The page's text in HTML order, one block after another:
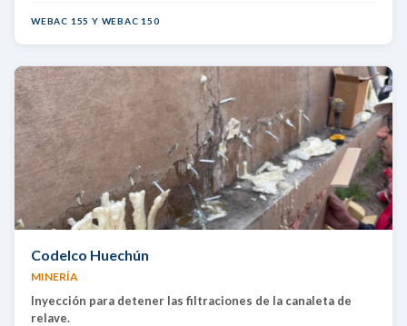
WEBAC 155 Y WEBAC 150
Codelco Huechún
MINERÍA
Inyección para detener las filtraciones de la canaleta de
relave.